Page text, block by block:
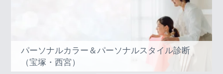
パーソナルカラー＆パーソナルスタイル診断
（宝塚・西宮）